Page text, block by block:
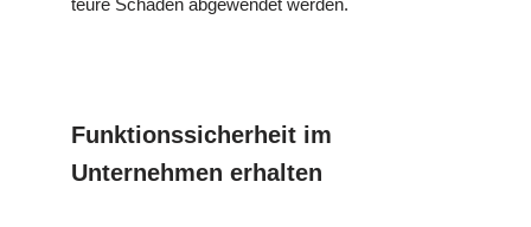
teure Schäden abgewendet werden.
Funktionssicherheit im
Unternehmen erhalten